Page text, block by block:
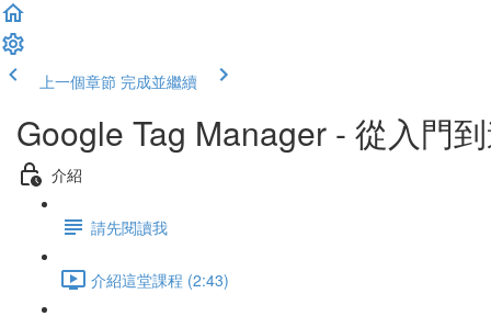
上一個章節 完成並繼續
Google Tag Manager - 從入門
介紹
請先閱讀我
介紹這堂課程 (2:43)